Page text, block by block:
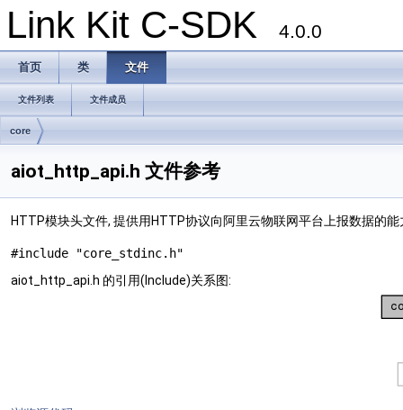
Link Kit C-SDK 4.0.0
首页 类 文件
文件列表 文件成员
core
aiot_http_api.h 文件参考
HTTP模块头文件, 提供用HTTP协议向阿里云物联网平台上报数据的
#include "core_stdinc.h"
aiot_http_api.h 的引用(Include)关系图: